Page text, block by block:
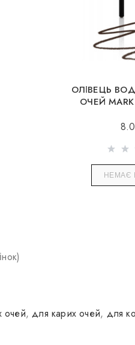
ОЛІВЕЦЬ
ОЧЕЙ MARK
НЕМАЄ
очей,для карих очей, для